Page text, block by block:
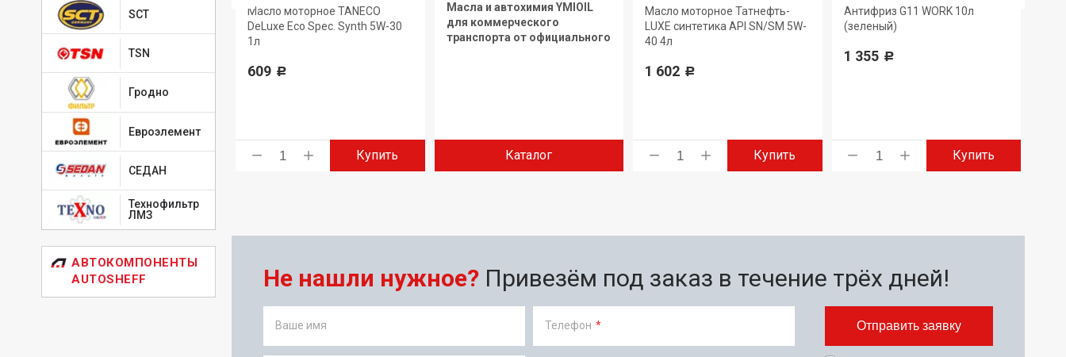
SCT
TSN
Гродно
Евроэлемент
СЕДАН
Технофильтр
ЛМЗ
АВТОКОМПОНЕНТЫ
AUTOSHEFF
Масло моторное Татнефть-
LUXE синтетика API
SN/SM/ILSAC GF-5 5W-30 4л
1 556 Р
Купить
Масло моторное TANECO
DeLuxe Eco Spec. Synth 5W-30
1л
609 Р
Купить
Масла и автохимия YMIOIL
для коммерческого
транспорта от официального
Каталог
Масло моторное Татнефть-
LUXE синтетика API SN/SM 5W-
40 4л
1 602 Р
Купить
Антифриз G11 WORK 10л
(зеленый)
1 355 Р
Купить
Не нашли нужное? Привезём под заказ в течение трёх дней!
Ваше имя Телефон *